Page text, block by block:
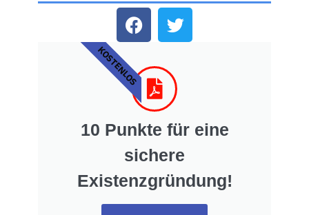
10 Punkte für eine
sichere
Existenzgründung!
KOSTENLOS